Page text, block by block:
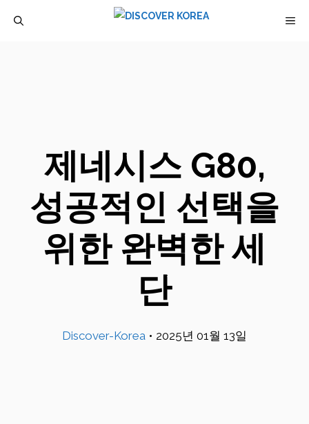
제네시스 G80,
성공적인 선택을
위한 완벽한 세
단
Discover-Korea • 2025년 01월 13일